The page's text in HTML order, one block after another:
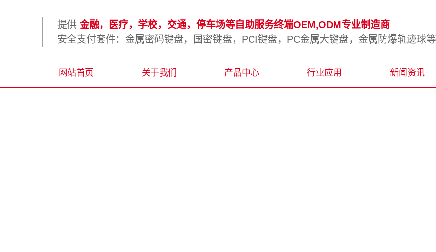
提供 金融，医疗，学校，交通，停车场等自助服务终端OEM,ODM专业制造商
安全支付套件：金属密码键盘，国密键盘，PCI键盘，PC金属大键盘，金属防爆轨迹球等
网站首页 关于我们 产品中心 行业应用 新闻资讯